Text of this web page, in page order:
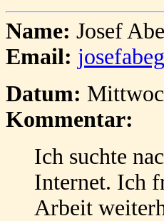
Name: Josef
Email:
Datum:
Kommentar:
Ich suchte
Internet. Ich
Arbeit